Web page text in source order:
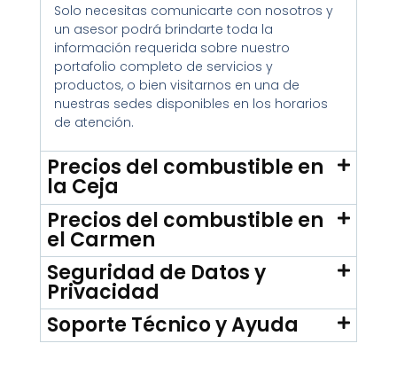
Solo necesitas comunicarte con nosotros y
un asesor podrá brindarte toda la
información requerida sobre nuestro
portafolio completo de servicios y
productos, o bien visitarnos en una de
nuestras sedes disponibles en los horarios
de atención.
Precios del combustible en
la Ceja
Precios del combustible en
el Carmen
Seguridad de Datos y
Privacidad
Soporte Técnico y Ayuda